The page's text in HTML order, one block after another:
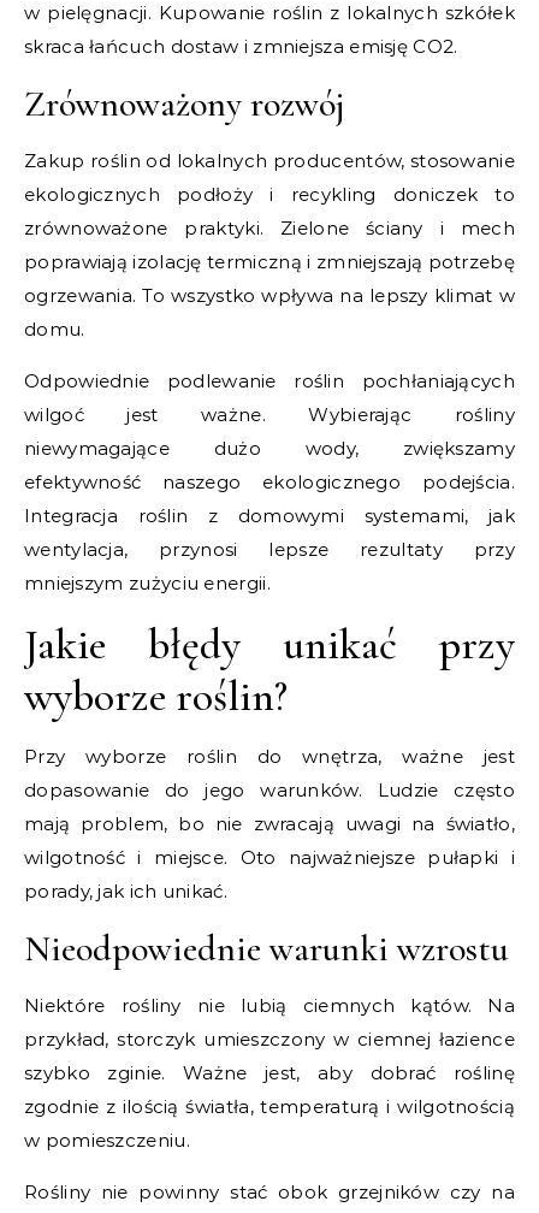
w pielęgnacji. Kupowanie roślin z lokalnych szkółek
skraca łańcuch dostaw i zmniejsza emisję CO2.
Zrównoważony rozwój
Zakup roślin od lokalnych producentów, stosowanie
ekologicznych podłoży i recykling doniczek to
zrównoważone praktyki. Zielone ściany i mech
poprawiają izolację termiczną i zmniejszają potrzebę
ogrzewania. To wszystko wpływa na lepszy klimat w
domu.
Odpowiednie podlewanie roślin pochłaniających
wilgoć jest ważne. Wybierając rośliny
niewymagające dużo wody, zwiększamy
efektywność naszego ekologicznego podejścia.
Integracja roślin z domowymi systemami, jak
wentylacja, przynosi lepsze rezultaty przy
mniejszym zużyciu energii.
Jakie błędy unikać przy
wyborze roślin?
Przy wyborze roślin do wnętrza, ważne jest
dopasowanie do jego warunków. Ludzie często
mają problem, bo nie zwracają uwagi na światło,
wilgotność i miejsce. Oto najważniejsze pułapki i
porady, jak ich unikać.
Nieodpowiednie warunki wzrostu
Niektóre rośliny nie lubią ciemnych kątów. Na
przykład, storczyk umieszczony w ciemnej łazience
szybko zginie. Ważne jest, aby dobrać roślinę
zgodnie z ilością światła, temperaturą i wilgotnością
w pomieszczeniu.
Rośliny nie powinny stać obok grzejników czy na